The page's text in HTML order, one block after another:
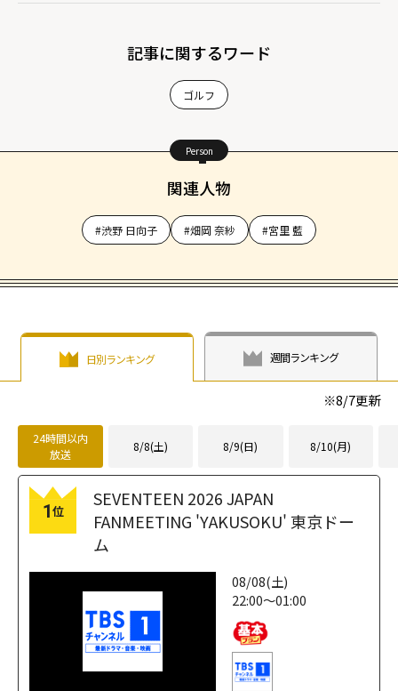
記事に関するワード
ゴルフ
Person
関連人物
#渋野 日向子 #畑岡 奈紗 #宮里 藍
日別ランキング 週間ランキング
※8/7更新
24時間以内
放送
8/8(土) 8/9(日) 8/10(月)
1位
SEVENTEEN 2026 JAPAN
FANMEETING 'YAKUSOKU' 東京ドー
ム
08/08(土)
22:00～01:00